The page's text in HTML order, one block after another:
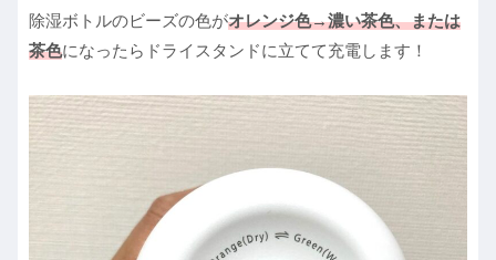
除湿ボトルのビーズの色がオレンジ色→濃い茶色、または
茶色になったらドライスタンドに立てて充電します！